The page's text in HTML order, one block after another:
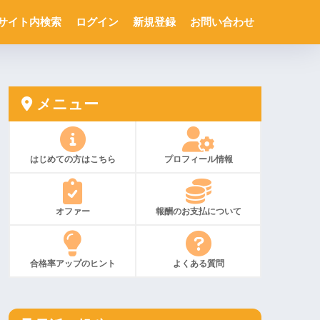
イト内検索 ログイン 新規登録 お問い合わせ
メニュー
はじめての方はこちら プロフィール情報
オファー 報酬のお支払について
合格率アップのヒント よくある質問